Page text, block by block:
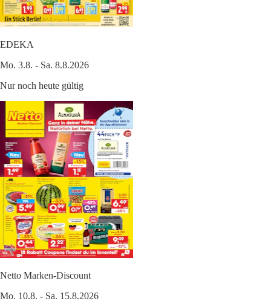
EDEKA
Mo. 3.8. - Sa. 8.8.2026
Nur noch heute gültig
Netto Marken-Discount
Mo. 10.8. - Sa. 15.8.2026